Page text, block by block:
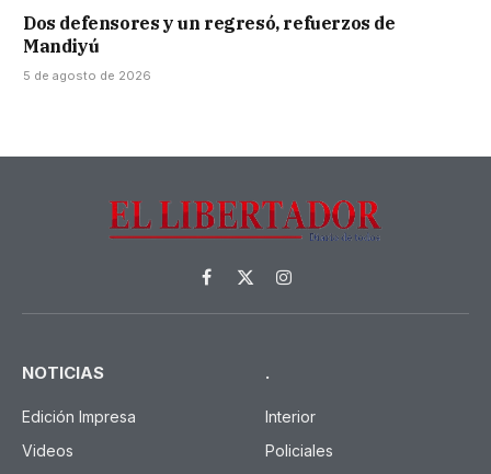
Dos defensores y un regresó, refuerzos de
Mandiyú
5 de agosto de 2026
Facebook
X
(Twitter)
Instagram
NOTICIAS
Edición Impresa
Videos
.
Interior
Policiales